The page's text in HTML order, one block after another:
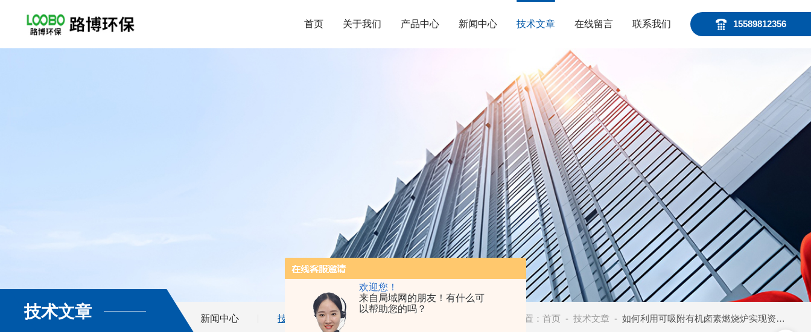
欢迎您！
来自局域网的朋友！有什么可
以帮助您的吗？
15589812356
首页 关于我们 产品中心 新闻中心 技术文章 在线留言 联系我们
技术文章 新闻中心 技术文章 当前位置：首页 -技术文章 - 如何利用可吸附有机卤素燃烧炉实现资源回收